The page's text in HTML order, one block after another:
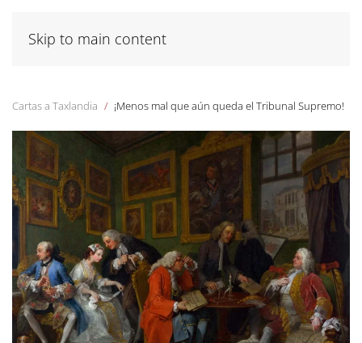
Skip to main content
Cartas a Taxlandia ¡Menos mal que aún queda el Tribunal Supremo!